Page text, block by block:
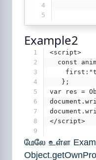
4
5
Example2
1
<script>
2
const
3
4
   };
5
var res =
6
7
8
</script>
9
மேலே உள்ள